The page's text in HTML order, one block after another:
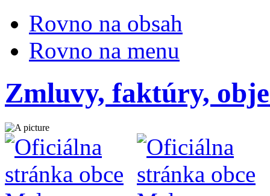
Rovno na obsah
Rovno na menu
Zmluvy, faktúry,